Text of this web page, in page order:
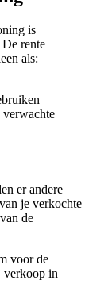
is
rente
als:
verwachte
er andere
je verkochte
de
voor de
verkoop in